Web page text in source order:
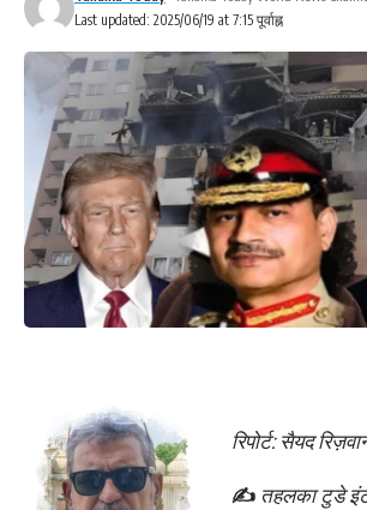
Last updated: 2025/06/19 at 7:15 पूर्वाह्न
रिपोर्ट: सैयद
✍️ तहलका टुडे